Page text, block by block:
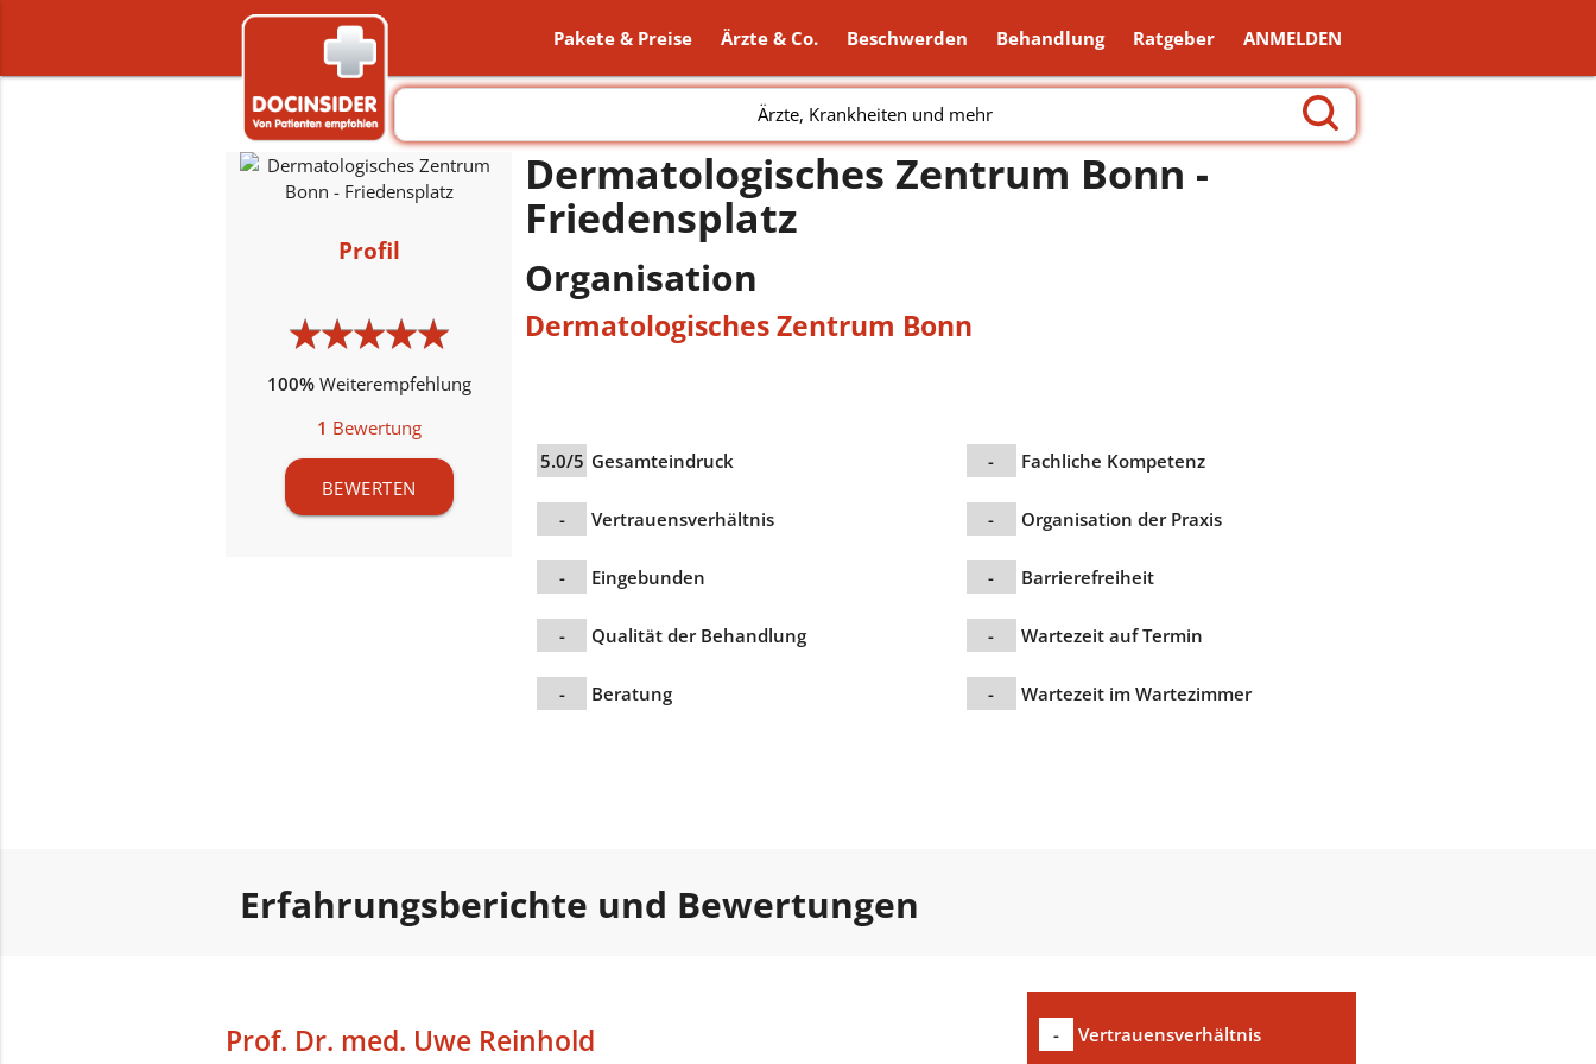
Pakete & Preise Ärzte & Co. Beschwerden Behandlung Ratgeber ANMELDEN
Ärzte, Krankheiten und mehr
Profil
★★★★★
★★★★★
100%Weiterempfehlung
1 Bewertung
BEWERTEN
Dermatologisches Zentrum Bonn -
Friedensplatz
Organisation
Dermatologisches Zentrum Bonn
5.0/5 Gesamteindruck
- Vertrauensverhältnis
- Eingebunden
- Qualität der Behandlung
- Beratung
- Fachliche Kompetenz
- Organisation der Praxis
- Barrierefreiheit
- Wartezeit auf Termin
- Wartezeit im Wartezimmer
Erfahrungsberichte und Bewertungen
- Vertrauensverhältnis
Prof. Dr. med. Uwe Reinhold